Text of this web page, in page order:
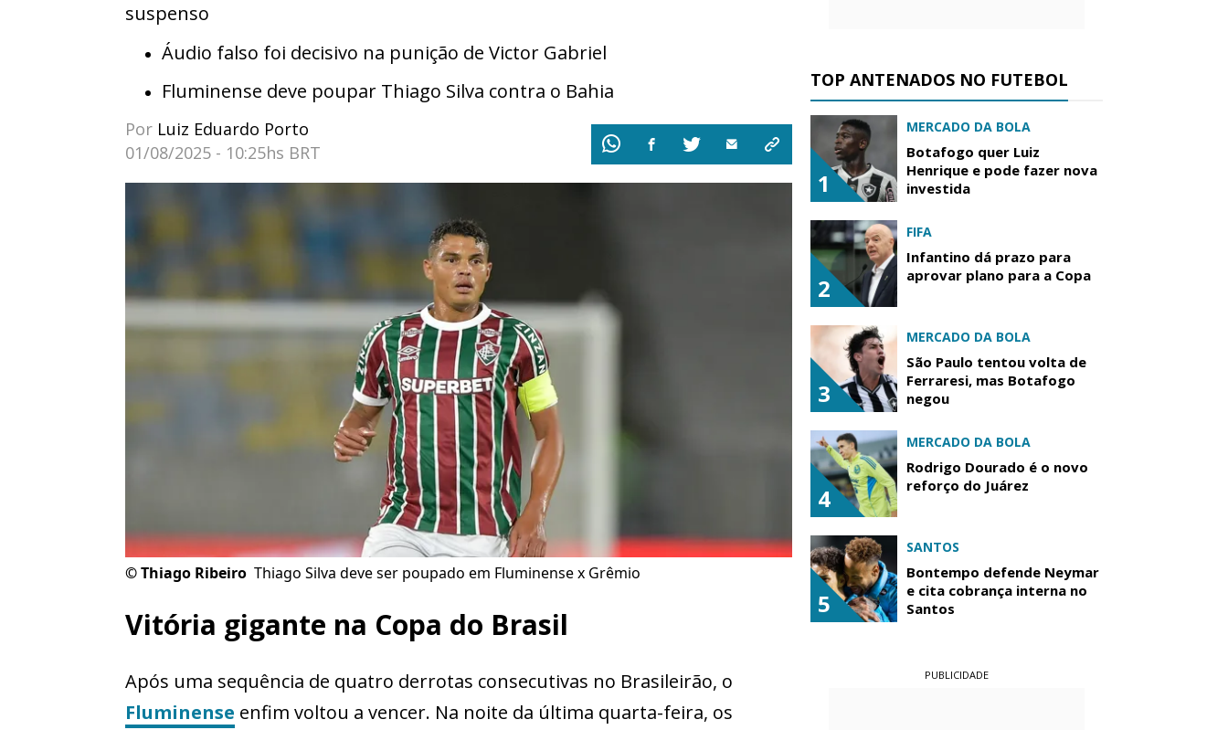
suspenso
Áudio falso foi decisivo na punição de Victor Gabriel
Fluminense deve poupar Thiago Silva contra o Bahia
Por Luiz Eduardo Porto
01/08/2025 - 10:25hs BRT
©Thiago Ribeiro Thiago Silva deve ser poupado em Fluminense x Grêmio
Vitória gigante na Copa do Brasil
Após uma sequência de quatro derrotas consecutivas no Brasileirão, o
Fluminense enfim voltou a vencer. Na noite da última quarta-feira, os
TOP ANTENADOS NO FUTEBOL
1
MERCADO DA BOLA
Botafogo quer Luiz
Henrique e pode fazer nova
investida
2
FIFA
Infantino dá prazo para
aprovar plano para a Copa
3
MERCADO DA BOLA
São Paulo tentou volta de
Ferraresi, mas Botafogo
negou
4
MERCADO DA BOLA
Rodrigo Dourado é o novo
reforço do Juárez
5
SANTOS
Bontempo defende Neymar
e cita cobrança interna no
Santos
PUBLICIDADE